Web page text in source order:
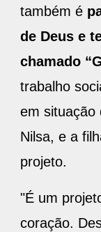
também é
de Deus e
chamado
trabalho
em situação
Nilsa, e a
projeto.
"É um
coração.